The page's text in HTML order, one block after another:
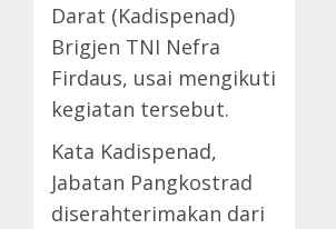
Darat (Kadispenad)
Brigjen TNI Nefra
Firdaus, usai mengikuti
kegiatan tersebut.
Kata Kadispenad,
Jabatan Pangkostrad
diserahterimakan dari